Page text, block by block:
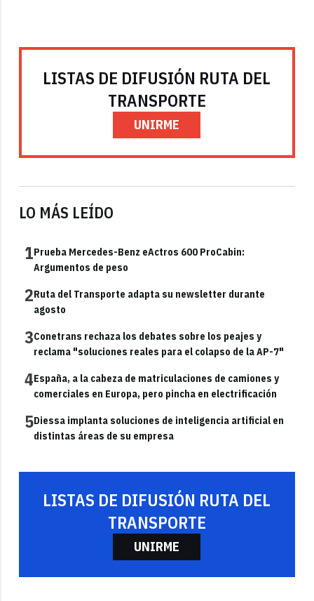
LISTAS DE DIFUSIÓN RUTA DEL
TRANSPORTE
UNIRME
LO MÁS LEÍDO
1Prueba Mercedes-Benz eActros 600 ProCabin:
Argumentos de peso
2Ruta del Transporte adapta su newsletter durante
agosto
3Conetrans rechaza los debates sobre los peajes y
reclama "soluciones reales para el colapso de la AP-7"
4España, a la cabeza de matriculaciones de camiones y
comerciales en Europa, pero pincha en electrificación
5Diessa implanta soluciones de inteligencia artificial en
distintas áreas de su empresa
LISTAS DE DIFUSIÓN RUTA DEL
TRANSPORTE
UNIRME